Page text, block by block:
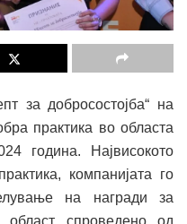
за добросостојба“ на
практика во областа
година. Највисокото
компанијата го
на награди за
област спроведено од